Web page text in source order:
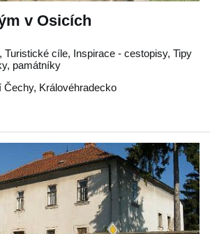
v Osicích
Turistické cíle, Inspirace - cestopisy, Tipy
památníky
Čechy, Královéhradecko